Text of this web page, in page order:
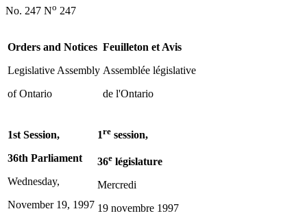
No. 247 No 247
Orders and Notices
Legislative Assembly
of Ontario
Feuilleton et Avis
Assemblée législative
de l'Ontario
1st Session,
36th Parliament
Wednesday,
November 19, 1997
1re session,
36e législature
Mercredi
19 novembre 1997